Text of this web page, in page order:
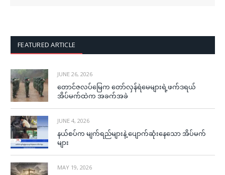
FEATURED ARTICLE
JUNE 26, 2026
တောင်ဇလပ်မြေက တော်လှန်ရဲမေများရဲ့ဖက်ဒရယ်
အိပ်မက်ထဲက အခက်အခဲ
JUNE 4, 2026
နယ်စပ်က မျက်ရည်များနဲ့ ပျောက်ဆုံးနေသော အိပ်မက်
များ
MAY 19, 2026